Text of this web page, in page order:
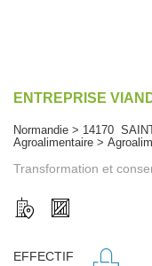
ENTREPRISE
Normandie > 14170
Agroalimentaire >
Transformation et
EFFECTIF